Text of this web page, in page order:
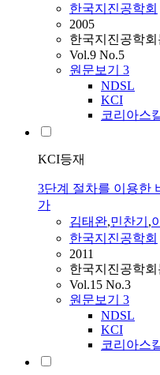
한국지진공학회
2005
한국지진공학회
Vol.9 No.5
원문보기 3
NDSL
KCI
코리아스
KCI등재
3단계 절차를 이용한
가
김태완,민찬기 ,
한국지진공학회
2011
한국지진공학회
Vol.15 No.3
원문보기 3
NDSL
KCI
코리아스